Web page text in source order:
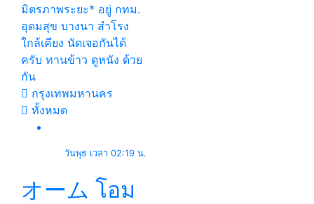
มิตรภาพระยะ* อยู่ กทม.
อุดมสุข บางนา สำโรง
ใกล้เคียง นัดเจอกันได้
ครับ ทานข้าว ดูหนัง ด้วย
กัน
กรุงเทพมหานคร
ทั้งหมด
วันพุธ เวลา 02:19 น.
オーム โอม